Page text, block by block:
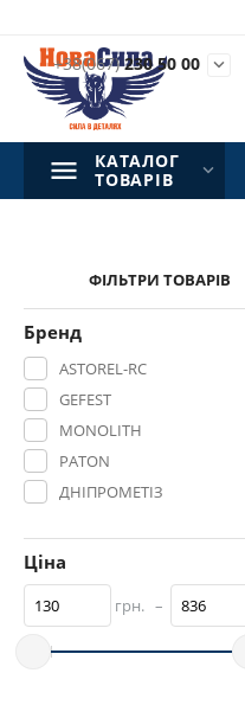
+38(067)230 50 00 
КАТАЛОГ
ТОВАРІВ
ФІЛЬТРИ ТОВАРІВ
Бренд
ASTOREL-RC
GEFEST
MONOLITH
PATON
ДНІПРОМЕТІЗ
Ціна
грн. –